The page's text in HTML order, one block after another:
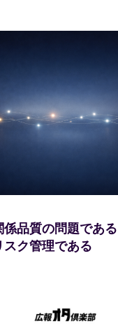
係品質の問題であ
ク管理である